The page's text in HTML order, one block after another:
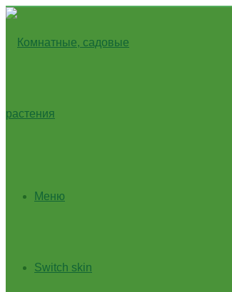
Меню
Switch skin